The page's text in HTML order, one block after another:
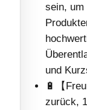
sein, um
und
🔋【
zurück,